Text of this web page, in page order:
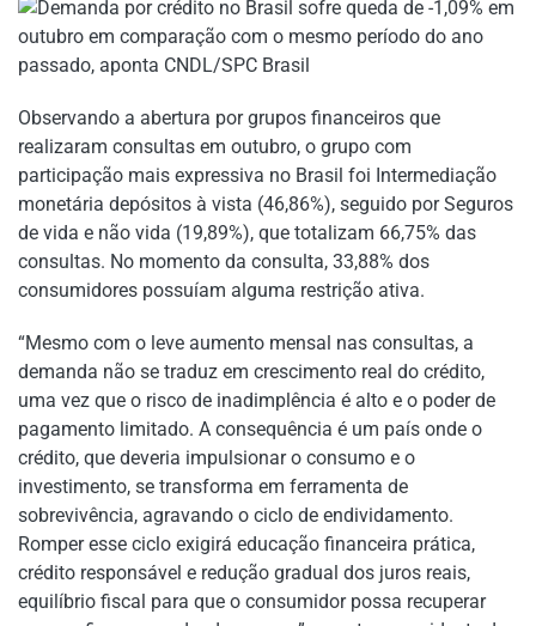
Observando a abertura por grupos financeiros que
realizaram consultas em outubro, o grupo com
participação mais expressiva no Brasil foi Intermediação
monetária depósitos à vista (46,86%), seguido por Seguros
de vida e não vida (19,89%), que totalizam 66,75% das
consultas. No momento da consulta, 33,88% dos
consumidores possuíam alguma restrição ativa.
“Mesmo com o leve aumento mensal nas consultas, a
demanda não se traduz em crescimento real do crédito,
uma vez que o risco de inadimplência é alto e o poder de
pagamento limitado. A consequência é um país onde o
crédito, que deveria impulsionar o consumo e o
investimento, se transforma em ferramenta de
sobrevivência, agravando o ciclo de endividamento.
Romper esse ciclo exigirá educação financeira prática,
crédito responsável e redução gradual dos juros reais,
equilíbrio fiscal para que o consumidor possa recuperar